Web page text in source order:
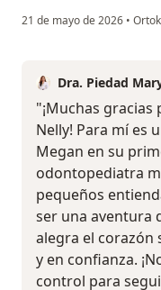
21 de mayo de 2026 •
Dra. Piedad
"¡Muchas
Nelly! Para mí es
Megan en su
odontopediatra
pequeños
ser una aventura
alegra el corazón
y en confianza.
control para